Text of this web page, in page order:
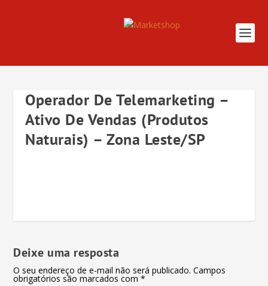
Operador De Telemarketing –
Ativo De Vendas (Produtos
Naturais) – Zona Leste/SP
Deixe uma resposta
O seu endereço de e-mail não será publicado. Campos
obrigatórios são marcados com*